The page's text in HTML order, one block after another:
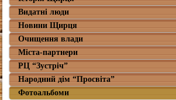
Видатні люди
Новини Щирця
Очищення влади
Міста-партнери
РЦ “Зустріч”
Народний дім “Просвіта”
Фотоальбоми